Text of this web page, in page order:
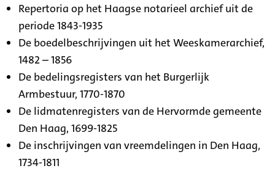
Repertoria op het Haagse notarieel archief uit de
periode 1843-1935
De boedelbeschrijvingen uit het Weeskamerarchief,
1482 – 1856
De bedelingsregisters van het Burgerlijk
Armbestuur, 1770-1870
De lidmatenregisters van de Hervormde gemeente
Den Haag, 1699-1825
De inschrijvingen van vreemdelingen in Den Haag,
1734-1811